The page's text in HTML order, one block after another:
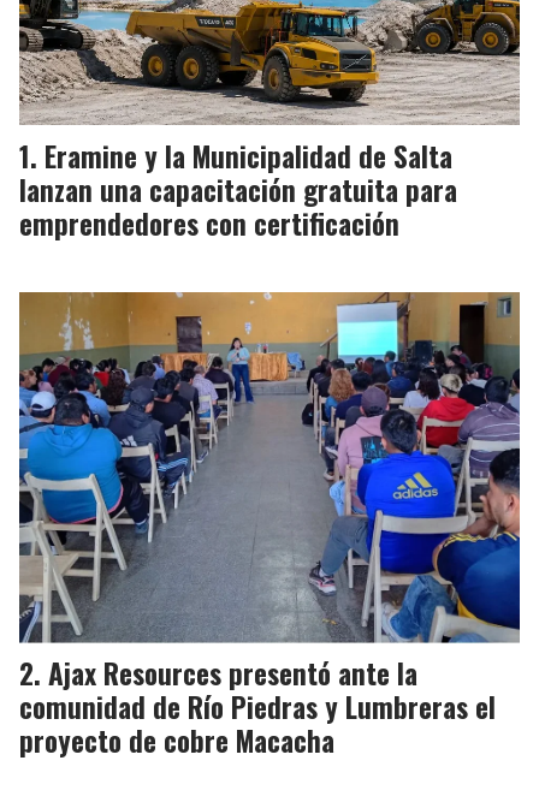
Eramine y la Municipalidad de Salta
lanzan una capacitación gratuita para
emprendedores con certificación
Ajax Resources presentó ante la
comunidad de Río Piedras y Lumbreras el
proyecto de cobre Macacha